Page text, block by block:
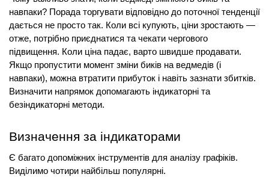
навпаки? Порада торгувати відповідно до поточної тенденції
дається не просто так. Коли всі купують, ціни зростають —
отже, потрібно приєднатися та чекати чергового
підвищення. Коли ціна падає, варто швидше продавати.
Якщо пропустити момент зміни биків на ведмедів (і
навпаки), можна втратити прибуток і навіть зазнати збитків.
Визначити напрямок допомагають індикаторні та
безіндикаторні методи.
Визначення за індикаторами
Є багато допоміжних інструментів для аналізу графіків.
Виділимо чотири найбільш популярні.